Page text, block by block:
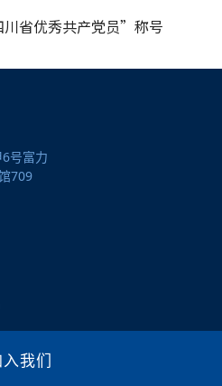
省优秀共产党员”称号
号富力
709
我们